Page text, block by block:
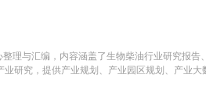
理与汇编，内容涵盖了生物柴油行业研究报
研究，提供产业规划、产业园区规划、产业